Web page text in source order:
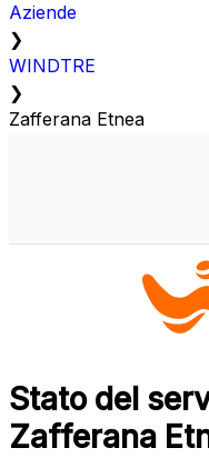
Aziende
❯
WINDTRE
❯
Zafferana Etnea
Stato del
Zafferana